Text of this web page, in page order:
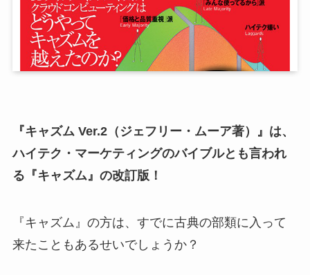
『キャズム Ver.2（ジェフリー・ムーア著）』は、
ハイテク・マーケティングのバイブルとも言われ
る『キャズム』の改訂版！
『キャズム』の方は、すでに古典の部類に入って
来たこともあるせいでしょうか？